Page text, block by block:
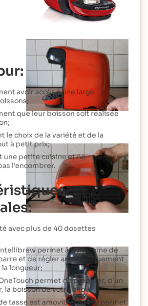
avoir accès à une large
que leur boisson soit réalisée
le choix de la variété et de la
à petit prix;
une petite cuisine et ne
l'encombrer.
avec plus de 40 dosettes
permet à la machine de
et de régler automatiquement
longueur;
permet de préparer, d'un
la boisson de votre choix;
tasse est amovible, ce qui permet